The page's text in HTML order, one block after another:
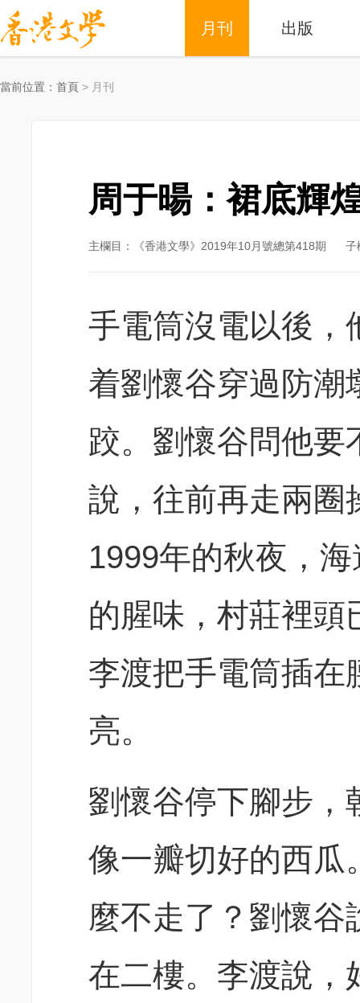
月刊 出版
當前位置： 首頁 > 月刊
周于暘：裙底輝
主欄目：《香港文學》2019年10月號總第418期 子
手電筒沒電以後，
着劉懷谷穿過防潮
跤。劉懷谷問他要
說，往前再走兩圈
1999年的秋夜，
的腥味，村莊裡頭
李渡把手電筒插在
亮。
劉懷谷停下腳步，
像一瓣切好的西瓜
麼不走了？劉懷谷
在二樓。李渡說，